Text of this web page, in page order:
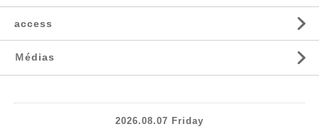
access
Ｍédias
2026.08.07 Friday